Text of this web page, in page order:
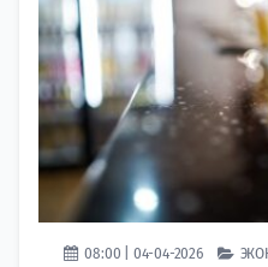
08:00 | 04-04-2026